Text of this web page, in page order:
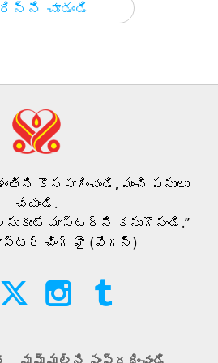
చూడండి
2026-08-08
VEG TREND NEWS FROM
2026 - Part 2 of 2
2026-08-08 312అభిప్రాయాలు
కొనసాగించండి, మంచి పనులు
చేయండి.
మాస్టర్‌ని కనుగొనండి.”
మాస్టర్ చింగ్ హై (వేగన్)